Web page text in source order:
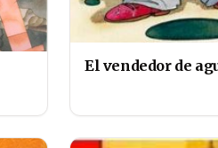
El vendedor de